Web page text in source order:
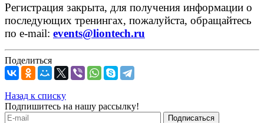
Регистрация закрыта, для получения информации о
последующих тренингах, пожалуйста, обращайтесь
по e-mail: events@liontech.ru
Поделиться
Назад к списку
Подпишитесь на нашу рассылку!